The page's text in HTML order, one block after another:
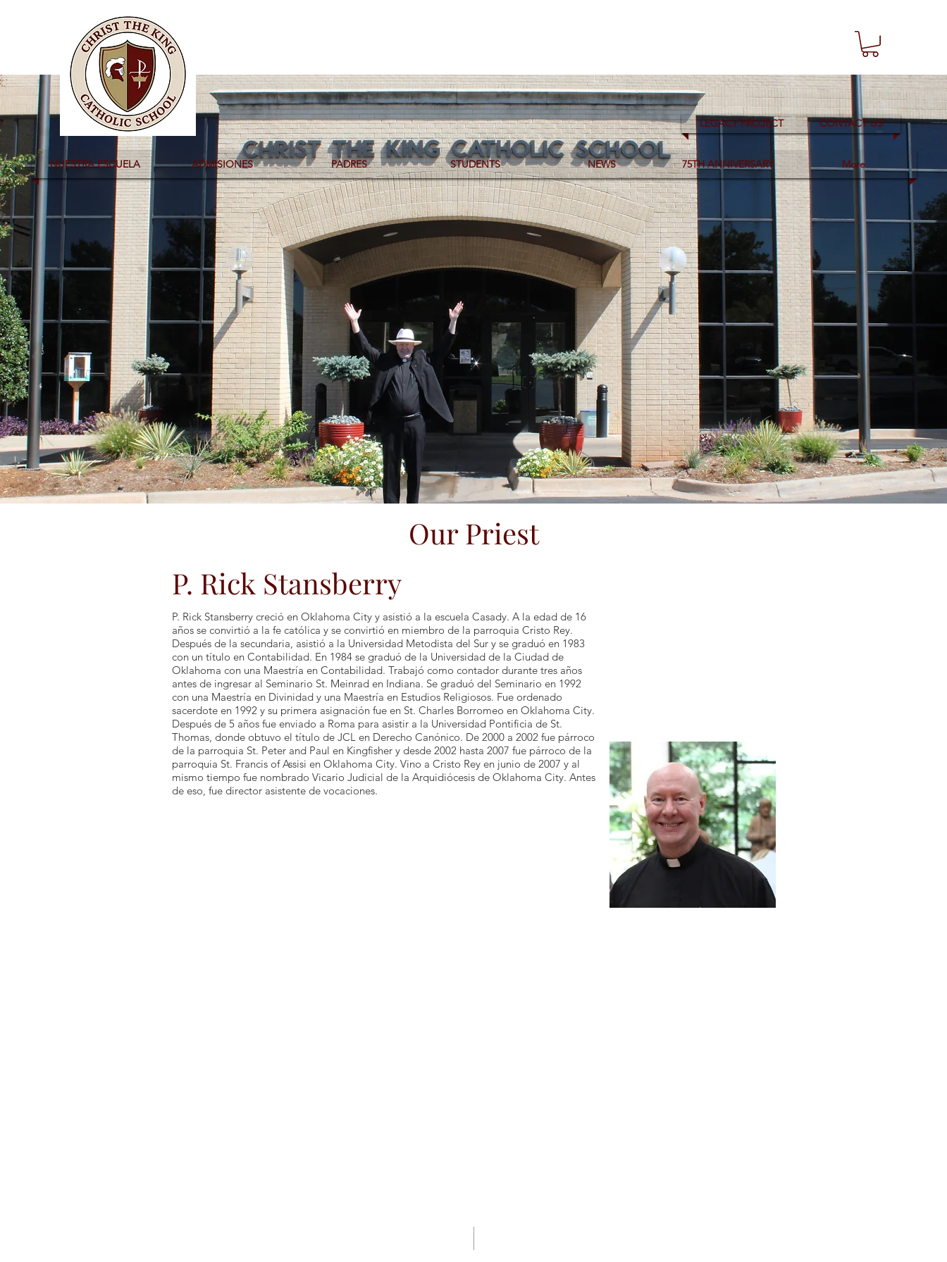
LEGACY PROJECT CONTACT US
NUESTRA ESCUELA ADMISIONES PADRES STUDENTS NEWS 75TH ANNIVERSARY More
Our Priest
P. Rick Stansberry
P. Rick Stansberry creció en Oklahoma City y asistió a la escuela Casady. A la edad de 16
años se convirtió a la fe católica y se convirtió en miembro de la parroquia Cristo Rey.
Después de la secundaria, asistió a la Universidad Metodista del Sur y se graduó en 1983
con un título en Contabilidad. En 1984 se graduó de la Universidad de la Ciudad de
Oklahoma con una Maestría en Contabilidad. Trabajó como contador durante tres años
antes de ingresar al Seminario St. Meinrad en Indiana. Se graduó del Seminario en 1992
con una Maestría en Divinidad y una Maestría en Estudios Religiosos. Fue ordenado
sacerdote en 1992 y su primera asignación fue en St. Charles Borromeo en Oklahoma City.
Después de 5 años fue enviado a Roma para asistir a la Universidad Pontificia de St.
Thomas, donde obtuvo el título de JCL en Derecho Canónico. De 2000 a 2002 fue párroco
de la parroquia St. Peter and Paul en Kingfisher y desde 2002 hasta 2007 fue párroco de la
parroquia St. Francis of Assisi en Oklahoma City. Vino a Cristo Rey en junio de 2007 y al
mismo tiempo fue nombrado Vicario Judicial de la Arquidiócesis de Oklahoma City. Antes
de eso, fue director asistente de vocaciones.